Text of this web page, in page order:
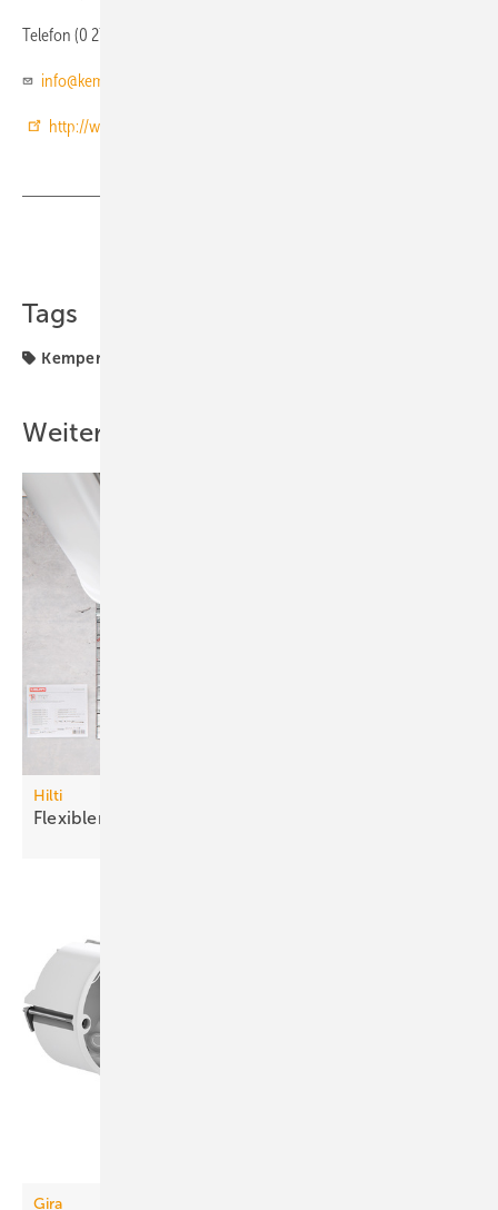
Telefon (0 27 61) 89 10
info@kemper-olpe.de
http://www.kemper-olpe.de
Tags
Kemper
Weitere Inhalte
Hilti
Flexibler
Gira